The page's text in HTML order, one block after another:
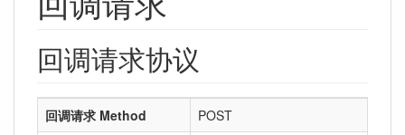
回调请求协议
回调请求 Method
POST